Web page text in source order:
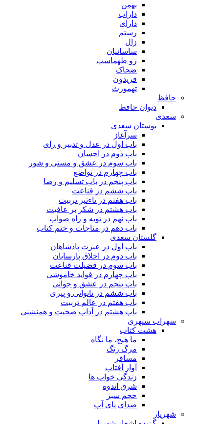
بهمن
داراب
دارای
رستم
زال
ساسانیان
زو طهماسپ‏
ضحاک
فریدون
تهمورث
حافظ
دیوان حافظ
سعدی
بوستان سعدی
سرآغاز
باب اول در عدل و تدبیر و رای
باب دوم در احسان
باب سوم در عشق و مستی و شور
باب چهارم در تواضع
باب پنجم در باب تسلیم و رضا
باب ششم در قناعت
باب هفتم در تاءثیر تربیت
باب هشتم در شکر بر عافیت
باب نهم در توبه و راه صواب
باب دهم در مناجات و ختم کتاب
گلستان سعدی
باب اول در عبرت پادشاهان
باب دوم در اخلاق پارسایان
باب سوم در فضیلت قناعت
باب چهارم در فواید خاموشى
باب پنجم در عشق و جوانى
باب ششم در ناتوانى و پیرى
باب هفتم در عالم تربیت
باب هشتم در آداب صحبت و همنشنى
سهراب سپهری
هشت کتاب
ما هیچ، ما نگاه
مرگ رنگ
مسافر
آواز آفتاب
زندگی خواب ها
شرق اندوه
حجم سبز
صدای پای آب
شهریار